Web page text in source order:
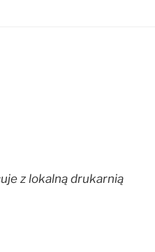
z lokalną drukarnią